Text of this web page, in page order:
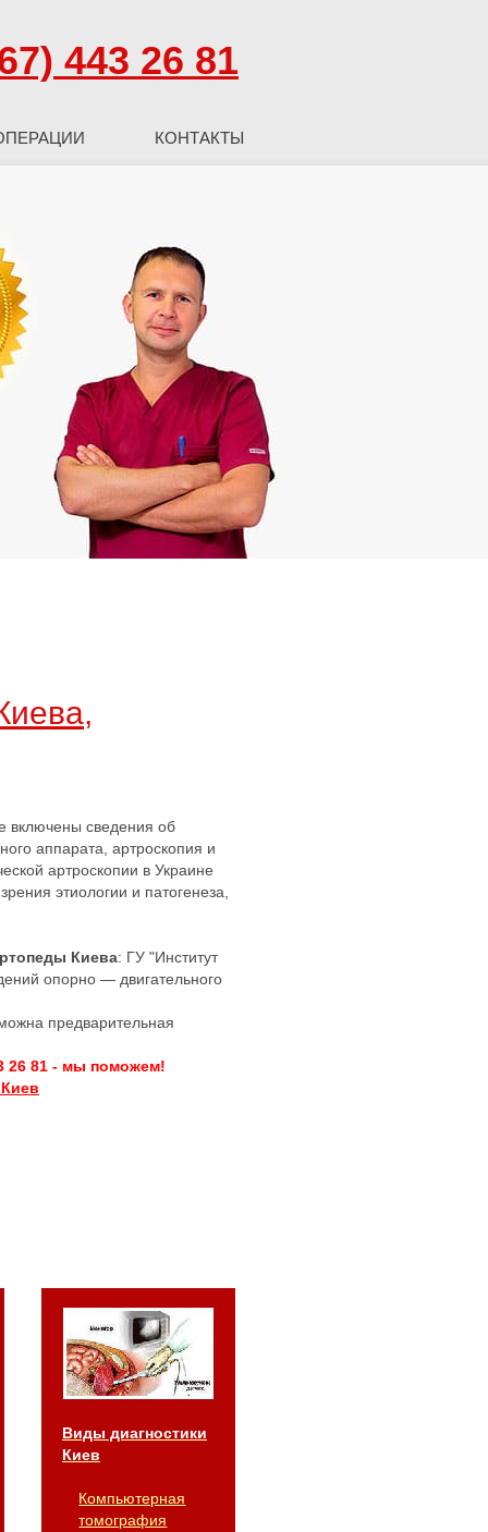
443 26 81
КОНТАКТЫ
включены сведения об
аппарата, артроскопия и
артроскопии в Украине
этиологии и патогенеза,
Киева: ГУ "Институт
опорно — двигательного
предварительная
26 81 - мы поможем!
Виды диагностики
Киев
Компьютерная
томография